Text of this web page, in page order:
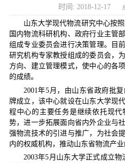
时间: 2018-12-17
山东大学现代物流研究中心按
国内物流科研机构、政府行业主管
组成专业委员会进行决策管理。目
研究机构专家教授组成的委员会，
方向、建立管理模式，使中心的各
的成绩。
2001年5月，由山东省政府批
牌成立，该中心就设在山东大学现
程中心的主要任务是继续依托现
势，进一步拓展面向省内外企业与
强物流技术的引进与推广，为社会
内的权威机构，推动山东省物流产业
2003年5月山东大学正式成立